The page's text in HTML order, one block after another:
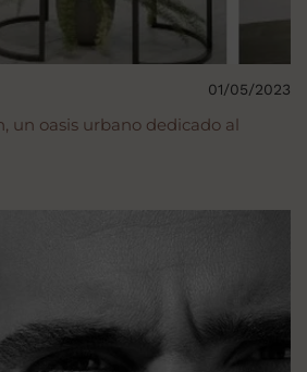
un oasis urbano dedicado al
01/05/2023